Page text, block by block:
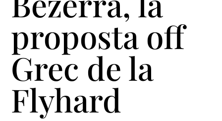
proposta off
Grec de la
Flyhard